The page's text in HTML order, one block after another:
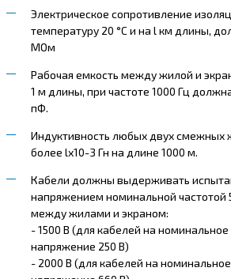
Электрическое сопротивление
температуру 20 °С и на l км длины,
МОм
Рабочая емкость между жилой и
1 м длины, при частоте 1000 Гц
пФ.
Индуктивность любых двух смежных
более lх10-3 Гн на длине 1000 м.
Кабели должны выдерживать
напряжением номинальной частотой
между жилами и экраном:
- 1500 В (для кабелей на
напряжение 250 В)
- 2000 В (для кабелей на